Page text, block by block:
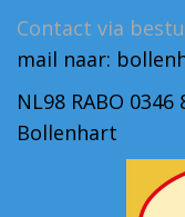
Contact via
mail naar:
NL98 RABO
Bollenhart